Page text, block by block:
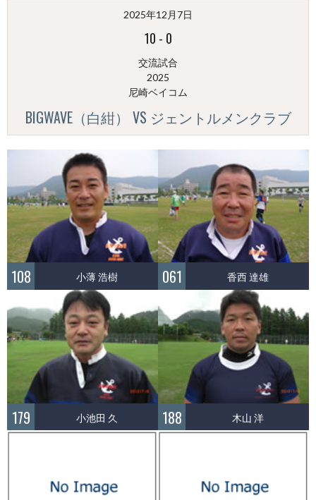
2025年12月7日
10 - 0
交流試合
2025
尼崎ベイコム
BIGWAVE（白紺） VS ジェントルメンクラブ
108 小薄 浩樹 061 香西 達雄
179 小池田 久 188 木山 洋